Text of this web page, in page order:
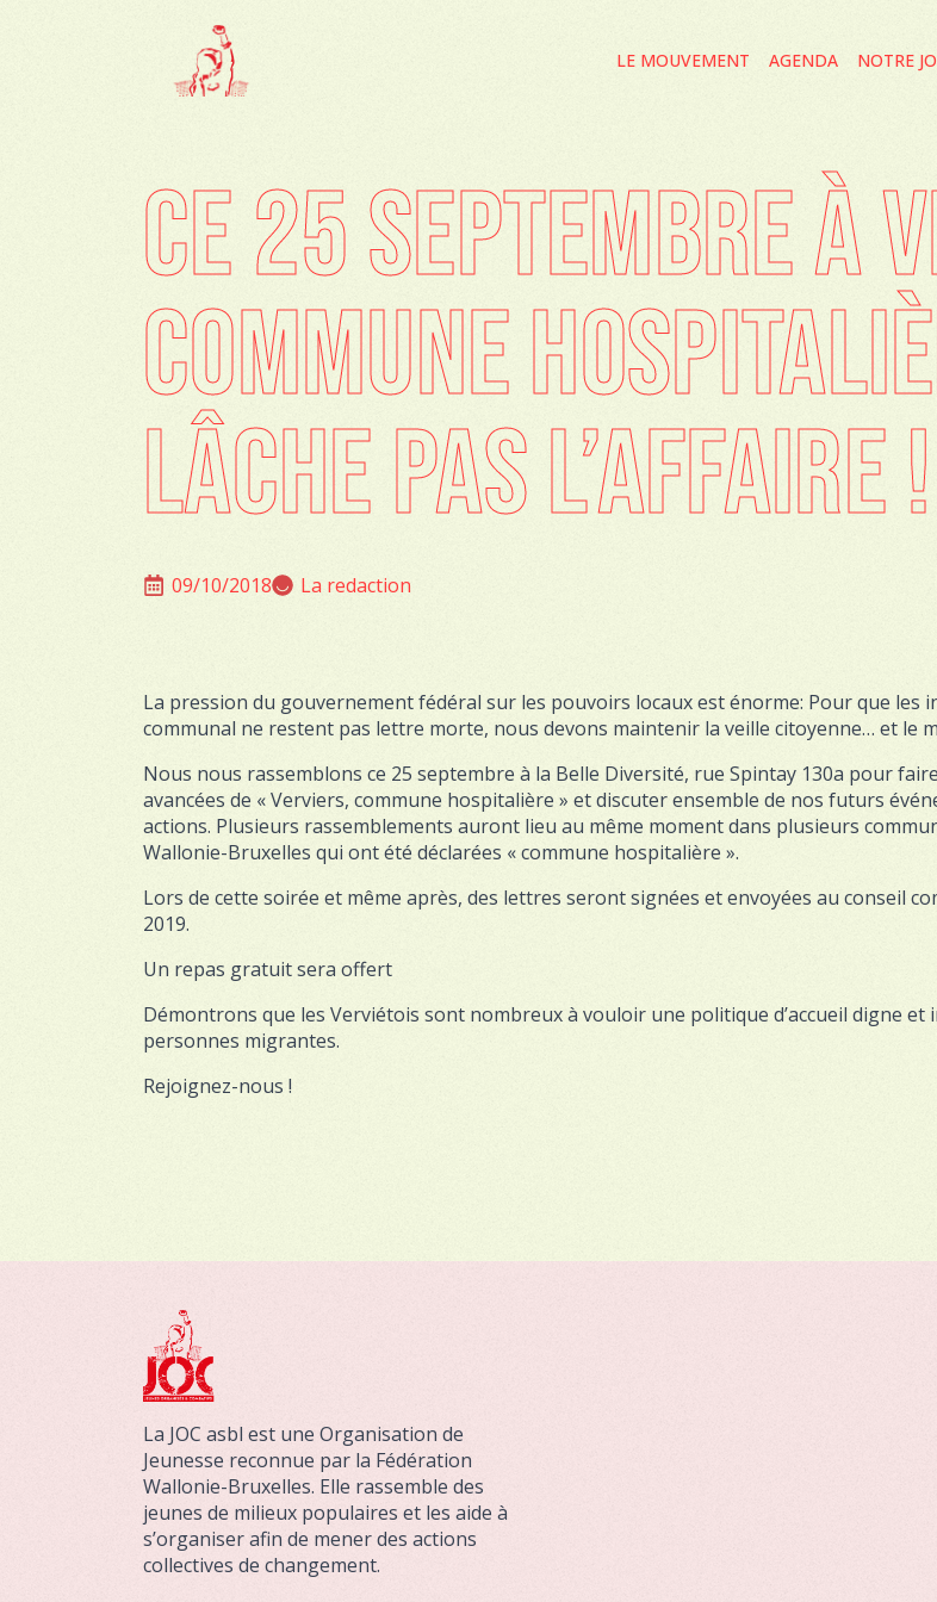
LE MOUVEMENT AGENDA NOTRE
CE 25 SEPTEMBRE À
COMMUNE
LÂCHE PAS L’AFFAIRE !
09/10/2018 La redaction
La pression du gouvernement fédéral sur les pouvoirs locaux est énorme: Pour que les
communal ne restent pas lettre morte, nous devons maintenir la veille citoyenne… et le
Nous nous rassemblons ce 25 septembre à la Belle Diversité, rue Spintay 130a pour
avancées de « Verviers, commune hospitalière » et discuter ensemble de nos futurs
actions. Plusieurs rassemblements auront lieu au même moment dans plusieurs
Wallonie-Bruxelles qui ont été déclarées « commune hospitalière ».
Lors de cette soirée et même après, des lettres seront signées et envoyées au conseil
2019.
Un repas gratuit sera offert
Démontrons que les Verviétois sont nombreux à vouloir une politique d’accueil digne et
personnes migrantes.
Rejoignez-nous !
La JOC asbl est une Organisation de
Jeunesse reconnue par la Fédération
Wallonie-Bruxelles. Elle rassemble des
jeunes de milieux populaires et les aide à
s’organiser afin de mener des actions
collectives de changement.